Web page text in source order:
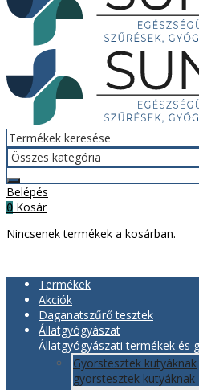
Belépés
0 Kosár
Nincsenek termékek a kosárban.
Termékek
Akciók
Daganatszűrő tesztek
Állatgyógyászat
Állatgyógyászati termékek és
Gyorstesztek kutyáknak
gyorstesztek kutyáknak